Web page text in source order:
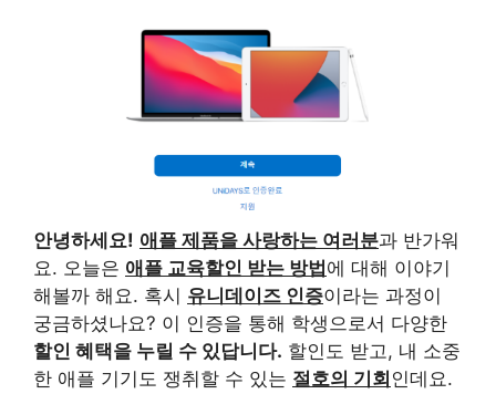
안녕하세요! 애플 제품을 사랑하는 여러분과 반가워
요. 오늘은 애플 교육할인 받는 방법 에 대해 이야기
해볼까 해요. 혹시 유니데이즈 인증이라는 과정이
궁금하셨나요? 이 인증을 통해 학생으로서 다양한
할인 혜택을 누릴 수 있답니다. 할인도 받고, 내 소중
한 애플 기기도 쟁취할 수 있는 절호의 기회 인데요.